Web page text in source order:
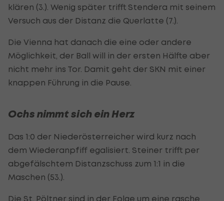
klären (3.). Wenig später trifft Stendera mit seinem
Versuch aus der Distanz die Querlatte (7.).
Die Vienna hat danach die eine oder andere
Möglichkeit, der Ball will in der ersten Hälfte aber
nicht mehr ins Tor. Damit geht der SKN mit einer
knappen Führung in die Pause.
Ochs nimmt sich ein Herz
Das 1:0 der Niederösterreicher wird kurz nach
dem Wiederanpfiff egalisiert. Steiner trifft per
abgefälschtem Distanzschuss zum 1:1 in die
Maschen (53.).
Die St. Pöltner sind in der Folge um eine rasche